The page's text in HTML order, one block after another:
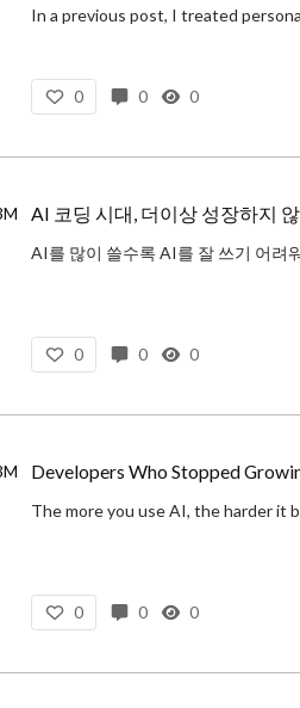
0 0 0
AI 코딩 시대, 더이상 성장하지
0 0 0
Developers Who Stopped
0 0 0